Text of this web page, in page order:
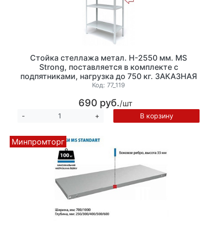
Стойка стеллажа метал. Н-2550 мм. MS
Strong, поставляется в комплекте с
подпятниками, нагрузка до 750 кг. ЗАКАЗНАЯ
ПОЗИЦИЯ
Код: 77_119
690 руб./шт
- + В корзину
Минпромторг